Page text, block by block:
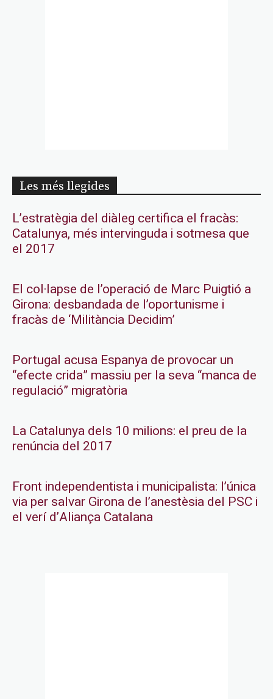
Les més llegides
L’estratègia del diàleg certifica el fracàs:
Catalunya, més intervinguda i sotmesa que
el 2017
El col·lapse de l’operació de Marc Puigtió a
Girona: desbandada de l’oportunisme i
fracàs de ‘Militància Decidim’
Portugal acusa Espanya de provocar un
“efecte crida” massiu per la seva “manca de
regulació” migratòria
La Catalunya dels 10 milions: el preu de la
renúncia del 2017
Front independentista i municipalista: l’única
via per salvar Girona de l’anestèsia del PSC i
el verí d’Aliança Catalana